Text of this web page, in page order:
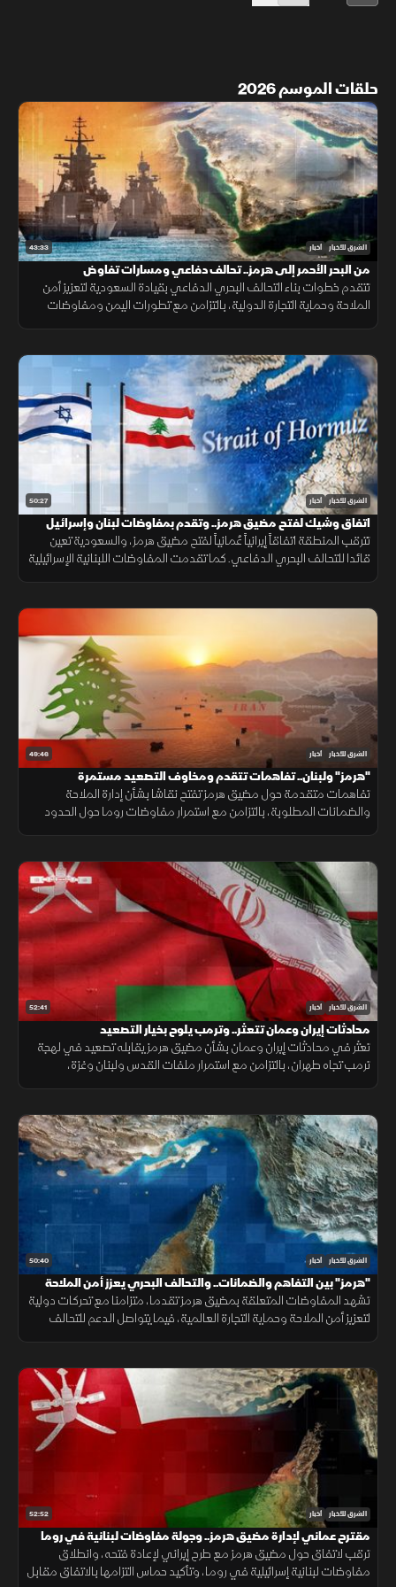
حلقات الموسم 2026
43:33 الشرق للأخبار أخبار
من البحر الأحمر إلى هرمز.. تحالف دفاعي ومسارات تفاوض
تتقدم خطوات بناء التحالف البحري الدفاعي بقيادة السعودية لتعزيز أمن
الملاحة وحماية التجارة الدولية، بالتزامن مع تطورات اليمن ومفاوضات
50:27 الشرق للأخبار أخبار
اتفاق وشيك لفتح مضيق هرمز.. وتقدم بمفاوضات لبنان وإسرائيل
تترقب المنطقة اتفاقاً إيرانياً عُمانياً لفتح مضيق هرمز، والسعودية تعين
قائدا للتحالف البحري الدفاعي. كما تقدمت المفاوضات اللبنانية الإسرائيلية
49:46 الشرق للأخبار أخبار
"هرمز" ولبنان.. تفاهمات تتقدم ومخاوف التصعيد مستمرة
تفاهمات متقدمة حول مضيق هرمز تفتح نقاشا بشأن إدارة الملاحة
والضمانات المطلوبة، بالتزامن مع استمرار مفاوضات روما حول الحدود
52:41 الشرق للأخبار أخبار
محادثات إيران وعمان تتعثر.. وترمب يلوح بخيار التصعيد
تعثر في محادثات إيران وعمان بشأن مضيق هرمز يقابله تصعيد في لهجة
ترمب تجاه طهران، بالتزامن مع استمرار ملفات القدس ولبنان وغزة،
50:40 الشرق للأخبار أخبار
"هرمز" بين التفاهم والضمانات.. والتحالف البحري يعزز أمن الملاحة
تشهد المفاوضات المتعلقة بمضيق هرمز تقدما، متزامنا مع تحركات دولية
لتعزيز أمن الملاحة وحماية التجارة العالمية، فيما يتواصل الدعم للتحالف
52:52 الشرق للأخبار أخبار
مقترح عماني لإدارة مضيق هرمز.. وجولة مفاوضات لبنانية في روما
ترقب لاتفاق حول مضيق هرمز مع طرح إيراني لإعادة فتحه، وانطلاق
مفاوضات لبنانية إسرائيلية في روما، وتأكيد حماس التزامها بالاتفاق مقابل